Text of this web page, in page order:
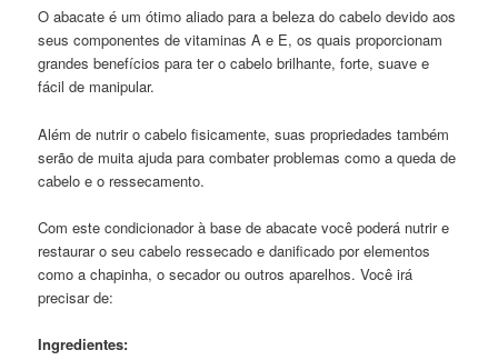
O abacate é um ótimo aliado para a beleza do cabelo devido aos
seus componentes de vitaminas A e E, os quais proporcionam
grandes benefícios para ter o cabelo brilhante, forte, suave e
fácil de manipular.
Além de nutrir o cabelo fisicamente, suas propriedades também
serão de muita ajuda para combater problemas como a queda de
cabelo e o ressecamento.
Com este condicionador à base de abacate você poderá nutrir e
restaurar o seu cabelo ressecado e danificado por elementos
como a chapinha, o secador ou outros aparelhos. Você irá
precisar de:
Ingredientes: